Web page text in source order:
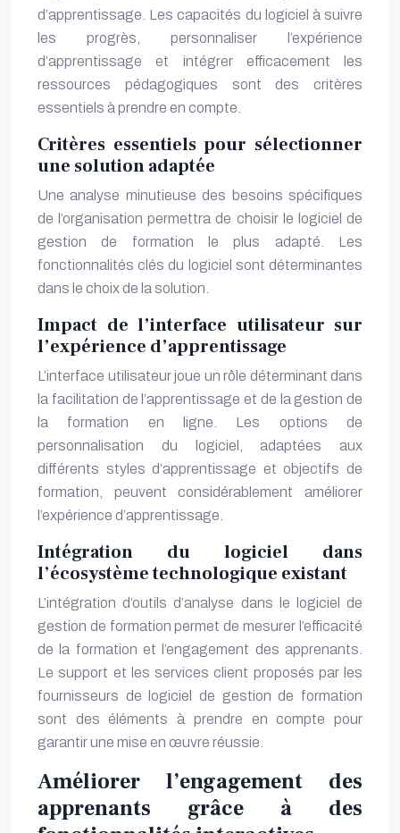
d’apprentissage. Les capacités du logiciel à suivre
les progrès, personnaliser l’expérience
d’apprentissage et intégrer efficacement les
ressources pédagogiques sont des critères
essentiels à prendre en compte.
Critères essentiels pour sélectionner
une solution adaptée
Une analyse minutieuse des besoins spécifiques
de l’organisation permettra de choisir le logiciel de
gestion de formation le plus adapté. Les
fonctionnalités clés du logiciel sont déterminantes
dans le choix de la solution.
Impact de l’interface utilisateur sur
l’expérience d’apprentissage
L’interface utilisateur joue un rôle déterminant dans
la facilitation de l’apprentissage et de la gestion de
la formation en ligne. Les options de
personnalisation du logiciel, adaptées aux
différents styles d’apprentissage et objectifs de
formation, peuvent considérablement améliorer
l’expérience d’apprentissage.
Intégration du logiciel dans
l’écosystème technologique existant
L’intégration d’outils d’analyse dans le logiciel de
gestion de formation permet de mesurer l’efficacité
de la formation et l’engagement des apprenants.
Le support et les services client proposés par les
fournisseurs de logiciel de gestion de formation
sont des éléments à prendre en compte pour
garantir une mise en œuvre réussie.
Améliorer l’engagement des
apprenants grâce à des